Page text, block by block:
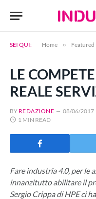
SEI QUI: Home » Featured
LE
REALE
BY REDAZIONE 08/06/2017
1 MIN READ
Fare industria 4.0, per le
innanzitutto abilitare il
Sergio Crippa di HPE ci